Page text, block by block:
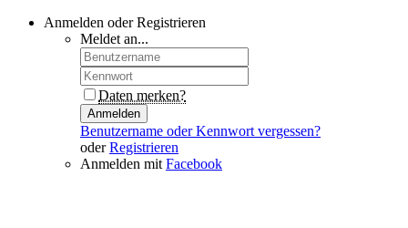
Anmelden oder Registrieren
Meldet an...
Daten merken?
Anmelden
Benutzername oder Kennwort vergessen?
oderRegistrieren
Anmelden mit Facebook